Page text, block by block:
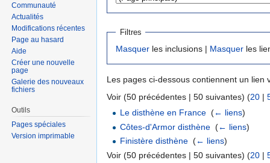
Filtres
Masquer les inclusions | Masquer les
Les pages ci-dessous contiennent un lien
Voir (50 précédentes | 50 suivantes) (20 |
Le disthène en France ‎(← liens)
Côtes-d'Armor disthène ‎(← liens)
Finistère disthène ‎(← liens)
Voir (50 précédentes | 50 suivantes) (20 |
Communauté
Actualités
Modifications récentes
Page au hasard
Aide
Créer une nouvelle
page
Galerie des nouveaux
fichiers
Outils
Pages spéciales
Version imprimable